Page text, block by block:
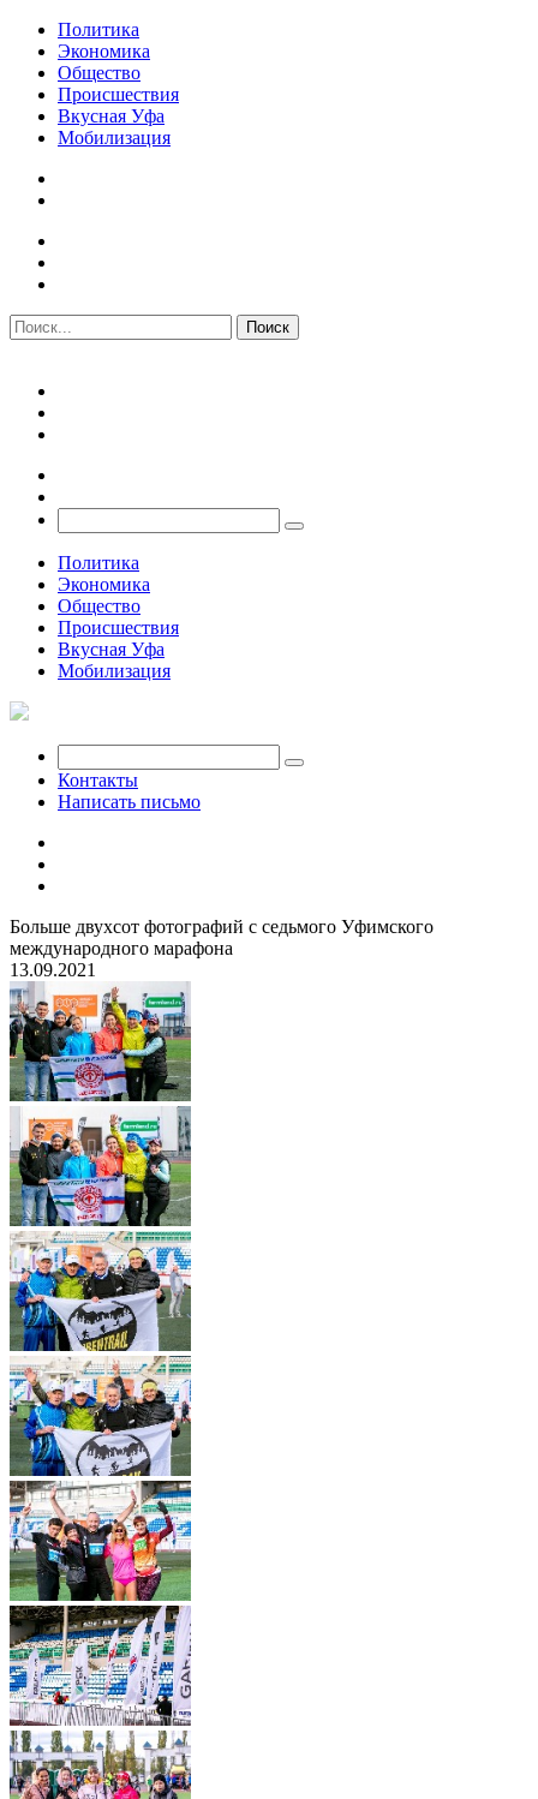
Политика
Экономика
Общество
Происшествия
Вкусная Уфа
Мобилизация
Политика
Экономика
Общество
Происшествия
Вкусная Уфа
Мобилизация
Контакты
Написать письмо
Больше двухсот фотографий с седьмого Уфимского
международного марафона
13.09.2021